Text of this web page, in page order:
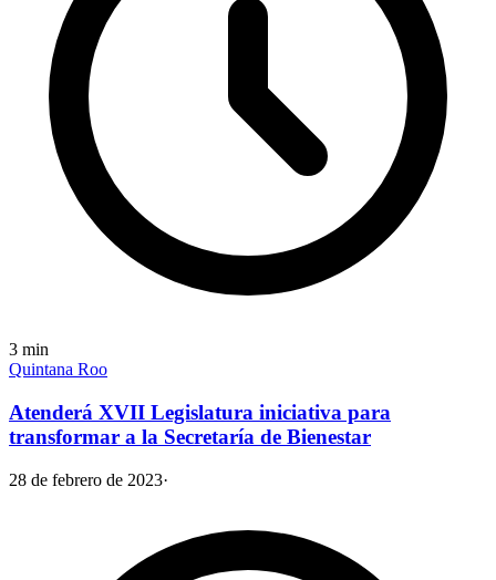
3 min
Quintana Roo
Atenderá XVII Legislatura iniciativa para
transformar a la Secretaría de Bienestar
28 de febrero de 2023·